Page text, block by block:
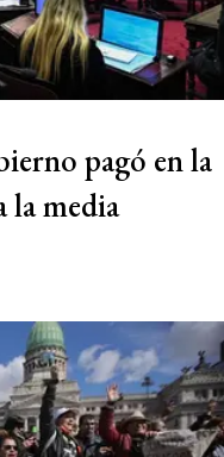
pagó en la
la media